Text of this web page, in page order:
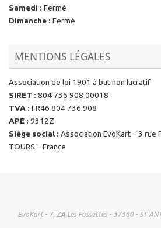
Samedi : Fermé
Dimanche : Fermé
MENTIONS LÉGALES
Association de loi 1901 à but non lucratif
SIRET : 804 736 908 00018
TVA : FR46 804 736 908
APE : 9312Z
Siège social : Association EvoKart – 3 rue
TOURS – France
EvoKart - 7, ZA Les Fossettes - 37360 - ST